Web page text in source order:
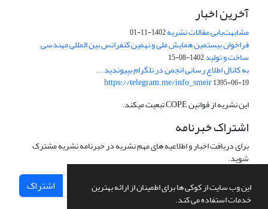
این وب سایت از کوکی ها برای اطمینان از ارائه بهترین
خدمات استفاده می کند.
آخرین اخبار
مشابهت‌یابی مقالات نشریه1402-11-01
فراخوان بیستمین همایش ملی و نهمین کنفرانس بین المللی مهندسی
ساخت و تولید1402-08-15
به کانال اطلاع رسانی انجمن در تلگرام بپیوندید ...
https://telegram.me/info_smeir1395-06-19
این نشریه از قوانین COPE تبعیت میکند.
اشتراک خبرنامه
برای دریافت اخبار و اطلاعیه های مهم نشریه در خبرنامه نشریه مشترک
شوید.
اشتراک